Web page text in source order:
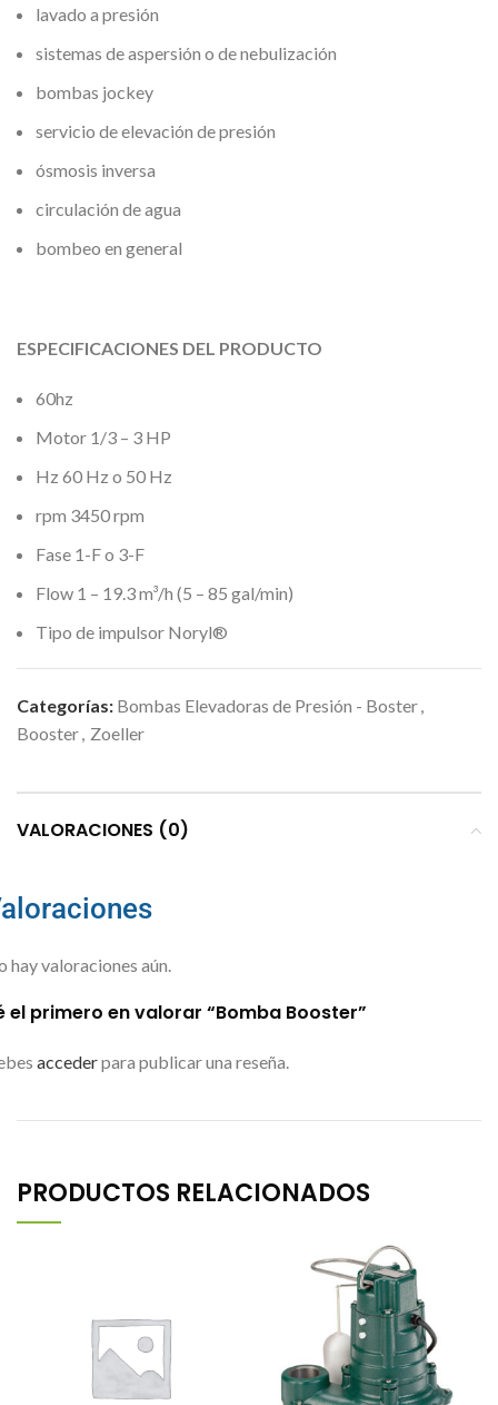
lavado a presión
sistemas de aspersión o de nebulización
bombas jockey
servicio de elevación de presión
ósmosis inversa
circulación de agua
bombeo en general
ESPECIFICACIONES DEL PRODUCTO
60hz
Motor 1/3 – 3 HP
Hz 60 Hz o 50 Hz
rpm 3450 rpm
Fase 1-F o 3-F
Flow 1 – 19.3 m³/h (5 – 85 gal/min)
Tipo de impulsor Noryl®
Categorías: Bombas Elevadoras de Presión - Boster,
Booster, Zoeller
VALORACIONES (0)
hay valoraciones aún.
el primero en valorar “Bomba Booster”
accederpara publicar una reseña.
PRODUCTOS RELACIONADOS